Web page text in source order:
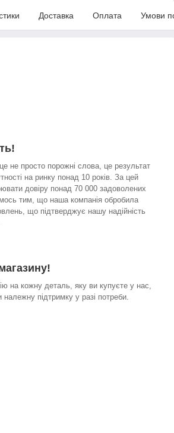
Доставка Оплата Умови
не просто порожні слова, це результат
на ринку понад 10 років. За цей
довіру понад 70 000 задоволених
тим, що наша компанія обробила
що підтверджує нашу надійність
на кожну деталь, яку ви купуєте у нас,
належну підтримку у разі потреби.